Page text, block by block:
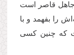
قاصر است
را بفهمد و با
که چنین کسی